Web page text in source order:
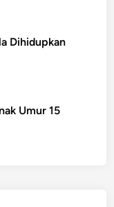
Dihidupkan
Umur 15